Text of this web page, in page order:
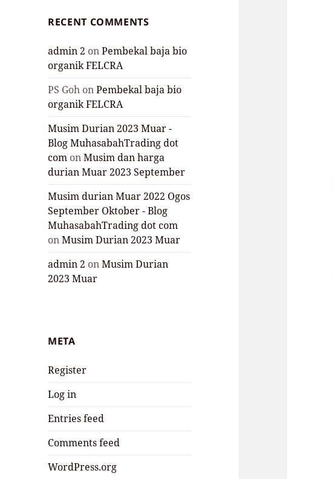
RECENT COMMENTS
admin 2 onPembekal baja bio
organik FELCRA
PS Goh onPembekal baja bio
organik FELCRA
Musim Durian 2023 Muar -
Blog MuhasabahTrading dot
com onMusim dan harga
durian Muar 2023 September
Musim durian Muar 2022 Ogos
September Oktober - Blog
MuhasabahTrading dot com
onMusim Durian 2023 Muar
admin 2 onMusim Durian
2023 Muar
META
Register
Log in
Entries feed
Comments feed
WordPress.org